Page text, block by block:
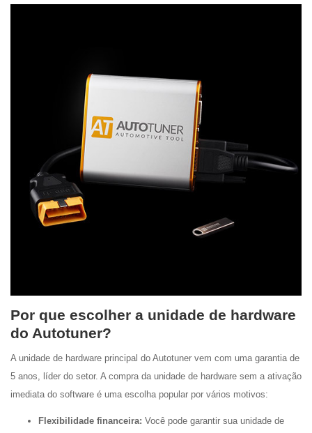
Por que escolher a unidade de hardware
do Autotuner?
A unidade de hardware principal do Autotuner vem com uma garantia de
5 anos, líder do setor. A compra da unidade de hardware sem a ativação
imediata do software é uma escolha popular por vários motivos:
Flexibilidade financeira: Você pode garantir sua unidade de